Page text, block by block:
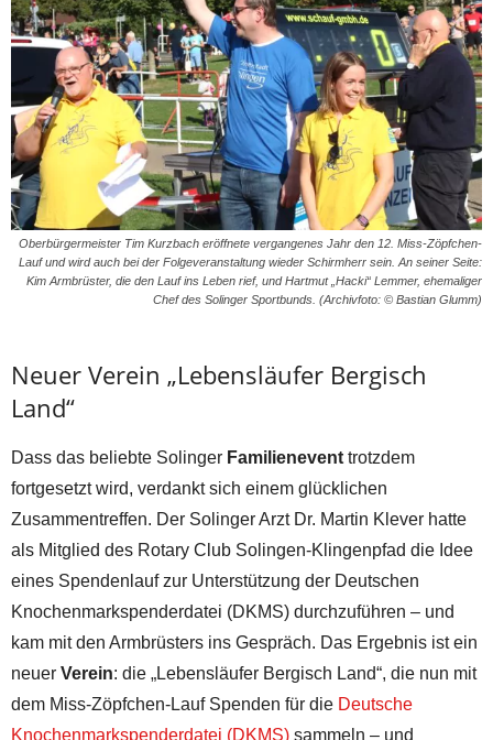
Oberbürgermeister Tim Kurzbach eröffnete vergangenes Jahr den 12. Miss-Zöpfchen-
Lauf und wird auch bei der Folgeveranstaltung wieder Schirmherr sein. An seiner Seite:
Kim Armbrüster, die den Lauf ins Leben rief, und Hartmut „Hacki“ Lemmer, ehemaliger
Chef des Solinger Sportbunds. (Archivfoto: © Bastian Glumm)
Neuer Verein „Lebensläufer Bergisch
Land“
Dass das beliebte Solinger Familienevent trotzdem
fortgesetzt wird, verdankt sich einem glücklichen
Zusammentreffen. Der Solinger Arzt Dr. Martin Klever hatte
als Mitglied des Rotary Club Solingen-Klingenpfad die Idee
eines Spendenlauf zur Unterstützung der Deutschen
Knochenmarkspenderdatei (DKMS) durchzuführen – und
kam mit den Armbrüsters ins Gespräch. Das Ergebnis ist ein
neuer Verein: die „Lebensläufer Bergisch Land“, die nun mit
dem Miss-Zöpfchen-Lauf Spenden für die Deutsche
Knochenmarkspenderdatei (DKMS) sammeln – und